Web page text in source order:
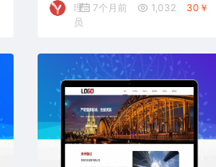
理
员
7个月前 1,032 30￥